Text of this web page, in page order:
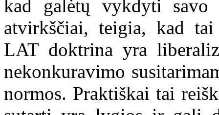
kad galėtų vykdyti savo
atvirkščiai, teigia, kad
LAT doktrina yra
nekonkuravimo
normos. Praktiškai tai